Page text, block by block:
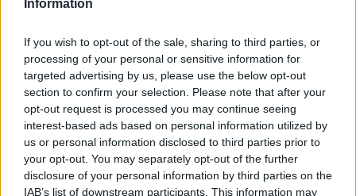
Information
If you wish to opt-out of the sale, sharing to third parties, or
processing of your personal or sensitive information for
targeted advertising by us, please use the below opt-out
section to confirm your selection. Please note that after your
opt-out request is processed you may continue seeing
interest-based ads based on personal information utilized by
us or personal information disclosed to third parties prior to
your opt-out. You may separately opt-out of the further
disclosure of your personal information by third parties on the
IAB’s list of downstream participants. This information may
κέρδη 313 εκατ. ευρώ
Χρηματοδότηση 8 εκατ. ευρώ
σε 843 μέσα ενημέρωσης-
Ξεκίνησε το πενταετές
πρόγραμμα ενίσχυσης του
Τύπου
Media: Με ενίσχυση 8 εκατ.
ευρώ σε 451 επιχειρήσεις
ξεκίνησε το πρόγραμμα
στήριξης- Κάλυψη εισφορών
ΕΔΟΕΑΠ